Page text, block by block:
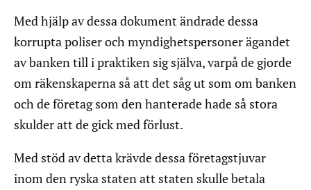
Med hjälp av dessa dokument ändrade dessa
korrupta poliser och myndighetspersoner ägandet
av banken till i praktiken sig själva, varpå de gjorde
om räkenskaperna så att det såg ut som om banken
och de företag som den hanterade hade så stora
skulder att de gick med förlust.
Med stöd av detta krävde dessa företagstjuvar
inom den ryska staten att staten skulle betala